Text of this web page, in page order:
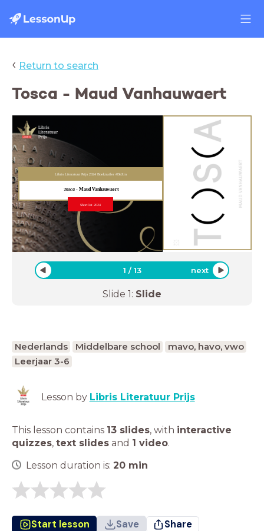
‹ Return to search
Tosca - Maud Vanhauwaert
Tosca - Maud Vanhauwaert
Shortlist 2024
Libris Literatuur Prijs 2024 Boektrailer #DeZin
1 /13 next
Slide 1: Slide
Nederlands Middelbare school
mavo, havo, vwo
Leerjaar 3-6
Lesson by Libris Literatuur Prijs
This lesson contains 13 slides, with interactive
quizzes, text slides and 1 video.
Lesson duration is: 20 min
Start lesson Save Share